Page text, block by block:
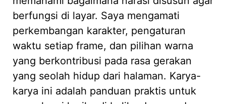
berfungsi di layar. Saya mengamati
perkembangan karakter, pengaturan
waktu setiap frame, dan pilihan warna
yang berkontribusi pada rasa gerakan
yang seolah hidup dari halaman. Karya-
karya ini adalah panduan praktis untuk